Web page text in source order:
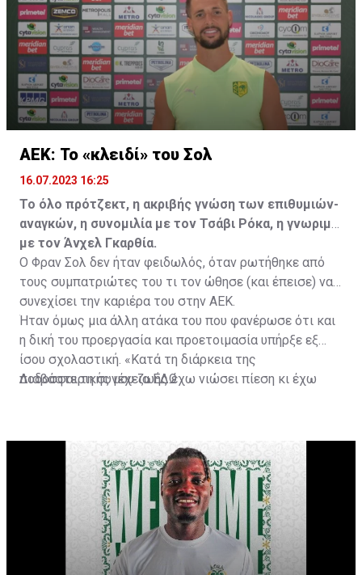
ελεύθερα σε οποιαδήποτε νέα ομάδα το τρέχον
καλοκαίρι.
ΑΕΚ: Το «κλειδί» του Σολ
16.07.2023 16:25
Το όλο πρότζεκτ, η ακριβής γνώση των επιθυμιών-
αναγκών, η συνομιλία με τον Τσάβι Ρόκα, η γνωριμία
με τον Άνχελ Γκαρθία.
Ο Φραν Σολ δεν ήταν φειδωλός, όταν ρωτήθηκε από
τους συμπατριώτες του τι τον ώθησε (και έπεισε) να
συνεχίσει την καριέρα του στην ΑΕΚ.
Ήταν όμως μια άλλη ατάκα του που φανέρωσε ότι και
η δική του προεργασία και προετοιμασία υπήρξε εξ
ίσου σχολαστική. «Κατά τη διάρκεια της
ποδοσφαιρικής μου ζωής έχω νιώσει πίεση κι έχω
31χρονος άσος.
Διαβάστε τη συνέχειαΕΔΩ